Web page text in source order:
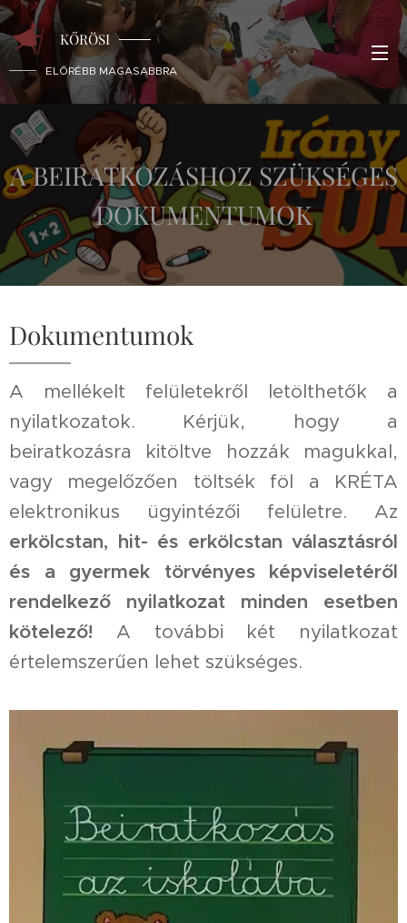
KŐRÖSI
ELŐRÉBB MAGASABBRA
A BEIRATKOZÁSHOZ SZÜKSÉGES
DOKUMENTUMOK
Dokumentumok
A mellékelt felületekről letölthetők a
nyilatkozatok. Kérjük, hogy a
beiratkozásra kitöltve hozzák magukkal,
vagy megelőzően töltsék föl a KRÉTA
elektronikus ügyintézői felületre. Az
erkölcstan, hit- és erkölcstan választásról
és a gyermek törvényes képviseletéről
rendelkező nyilatkozat minden esetben
kötelező! A további két nyilatkozat
értelemszerűen lehet szükséges.